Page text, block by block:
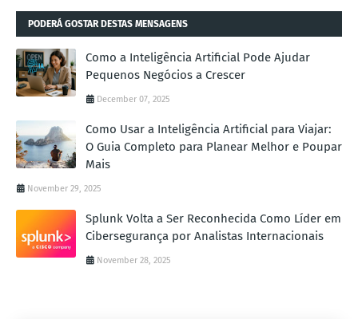
PODERÁ GOSTAR DESTAS MENSAGENS
Como a Inteligência Artificial Pode Ajudar
Pequenos Negócios a Crescer
December 07, 2025
Como Usar a Inteligência Artificial para Viajar:
O Guia Completo para Planear Melhor e Poupar
Mais
November 29, 2025
Splunk Volta a Ser Reconhecida Como Líder em
Cibersegurança por Analistas Internacionais
November 28, 2025